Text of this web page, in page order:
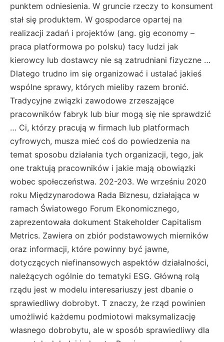
punktem odniesienia. W gruncie rzeczy to konsument
stał się produktem. W gospodarce opartej na
realizacji zadań i projektów (ang. gig economy –
praca platformowa po polsku) tacy ludzi jak
kierowcy lub dostawcy nie są zatrudniani fizyczne …
Dlatego trudno im się organizować i ustalać jakieś
wspólne sprawy, których mieliby razem bronić.
Tradycyjne związki zawodowe zrzeszające
pracowników fabryk lub biur mogą się nie sprawdzić
… Ci, którzy pracują w firmach lub platformach
cyfrowych, musza mieć coś do powiedzenia na
temat sposobu działania tych organizacji, tego, jak
one traktują pracowników i jakie mają obowiązki
wobec społeczeństwa. 202-203. We wrześniu 2020
roku Międzynarodowa Rada Biznesu, działająca w
ramach Światowego Forum Ekonomicznego,
zaprezentowała dokument Stakeholder Capitalism
Metrics. Zawiera on zbiór podstawowych mierników
oraz informacji, które powinny być jawne,
dotyczących niefinansowych aspektów działalności,
należących ogólnie do tematyki ESG. Główną rolą
rządu jest w modelu interesariuszy jest dbanie o
sprawiedliwy dobrobyt. T znaczy, że rząd powinien
umożliwić każdemu podmiotowi maksymalizację
własnego dobrobytu, ale w sposób sprawiedliwy dla